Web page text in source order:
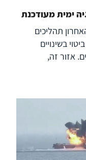
ימית מעודכנת
תהליכים
בשינויים
אזור זה,
האי ערב ממזרח,
מהותית למנף
מעמדה
בשנים